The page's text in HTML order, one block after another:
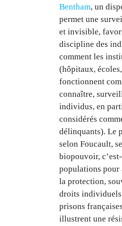
Bentham, un
permet une
et invisible,
discipline des
comment les
(hôpitaux,
fonctionnent
connaître,
individus, en
considérés
délinquants). Le
selon Foucault,
biopouvoir,
populations pour
la protection,
droits
prisons
illustrent une